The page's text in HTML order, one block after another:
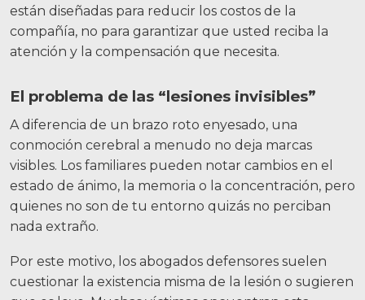
están diseñadas para reducir los costos de la
compañía, no para garantizar que usted reciba la
atención y la compensación que necesita.
El problema de las “lesiones invisibles”
A diferencia de un brazo roto enyesado, una
conmoción cerebral a menudo no deja marcas
visibles. Los familiares pueden notar cambios en el
estado de ánimo, la memoria o la concentración, pero
quienes no son de tu entorno quizás no perciban
nada extraño.
Por este motivo, los abogados defensores suelen
cuestionar la existencia misma de la lesión o sugieren